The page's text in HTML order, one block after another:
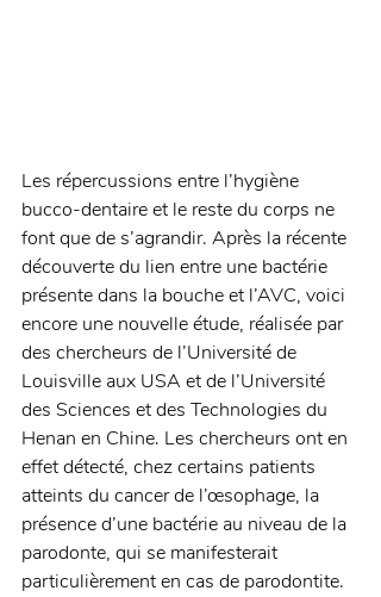
Les répercussions entre l’hygiène
bucco-dentaire et le reste du corps ne
font que de s’agrandir. Après la récente
découverte du lien entre une bactérie
présente dans la bouche et l’AVC, voici
encore une nouvelle étude, réalisée par
des chercheurs de l’Université de
Louisville aux USA et de l’Université
des Sciences et des Technologies du
Henan en Chine. Les chercheurs ont en
effet détecté, chez certains patients
atteints du cancer de l’œsophage, la
présence d’une bactérie au niveau de la
parodonte, qui se manifesterait
particulièrement en cas de parodontite.